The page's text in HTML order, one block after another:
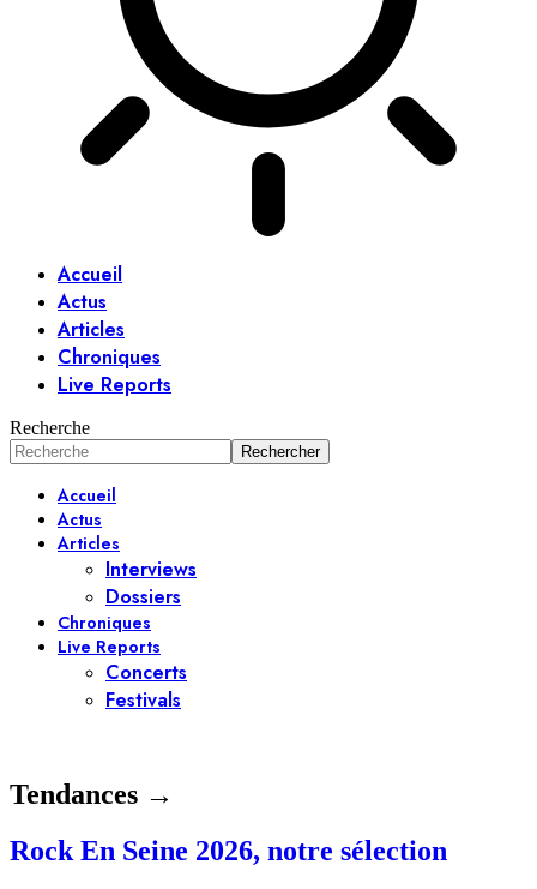
Accueil
Actus
Articles
Chroniques
Live Reports
Recherche
Accueil
Actus
Articles
Interviews
Dossiers
Chroniques
Live Reports
Concerts
Festivals
Tendances →
Rock En Seine 2026, notre sélection